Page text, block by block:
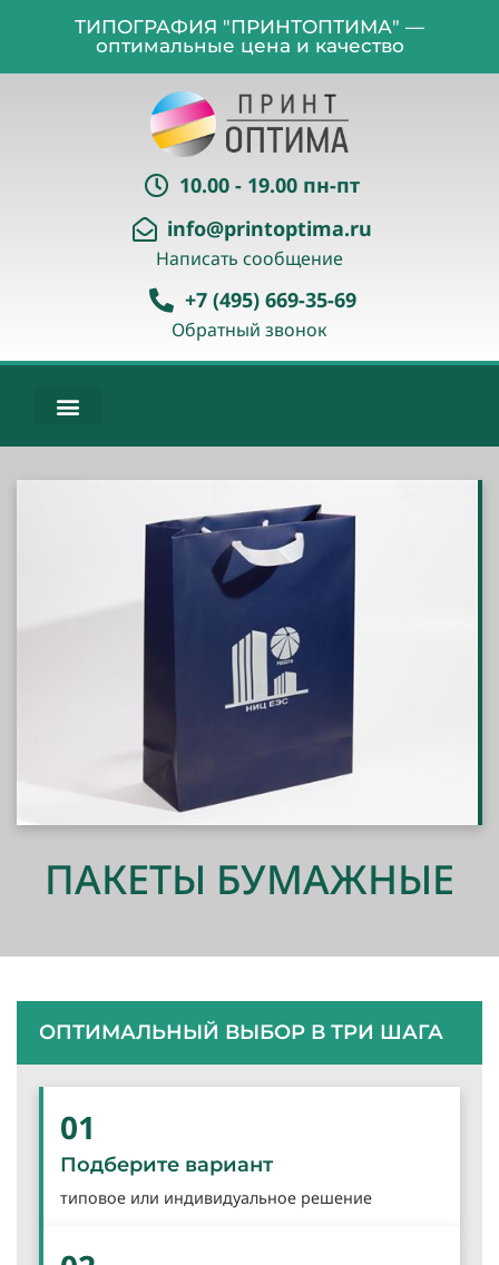
ТИПОГРАФИЯ "ПРИНТОПТИМА" —
оптимальные цена и качество
10.00 - 19.00 пн-пт
info@printoptima.ru
Написать сообщение
+7 (495) 669-35-69
Обратный звонок
ПАКЕТЫ БУМАЖНЫЕ
ОПТИМАЛЬНЫЙ ВЫБОР В ТРИ ШАГА
01
Подберите вариант
типовое или индивидуальное решение